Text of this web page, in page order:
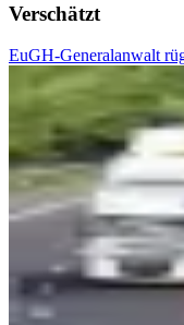
Verschätzt
EuGH-Generalanwalt